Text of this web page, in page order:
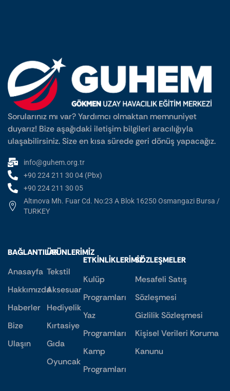
Sorularınız mı var? Yardımcı olmaktan memnuniyet
duyarız! Bize aşağıdaki iletişim bilgileri aracılığıyla
ulaşabilirsiniz. Size en kısa sürede geri dönüş yapacağız.
info@guhem.org.tr
+90 224 211 30 04 (Pbx)
+90 224 211 30 05
Altınova Mh. Fuar Cd. No:23 A Blok 16250 Osmangazi Bursa /
TURKEY
BAĞLANTILAR
Anasayfa
Hakkımızda
Haberler
Bize
Ulaşın
ÜRÜNLERIMIZ
Tekstil
Aksesuar
Hediyelik
Kırtasiye
Gıda
Oyuncak
ETKINLIKLERIMIZ
Kulüp
Programları
Yaz
Programları
Kamp
Programları
SÖZLEŞMELER
Mesafeli Satış
Sözleşmesi
Gizlilik Sözleşmesi
Kişisel Verileri Koruma
Kanunu